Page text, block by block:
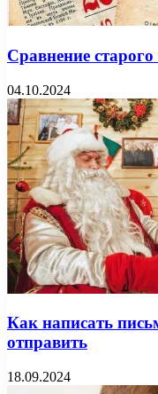
Сравнение
04.10.2024
Как написать
отправить
18.09.2024